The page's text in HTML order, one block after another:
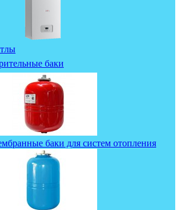
баки
баки для систем отопления